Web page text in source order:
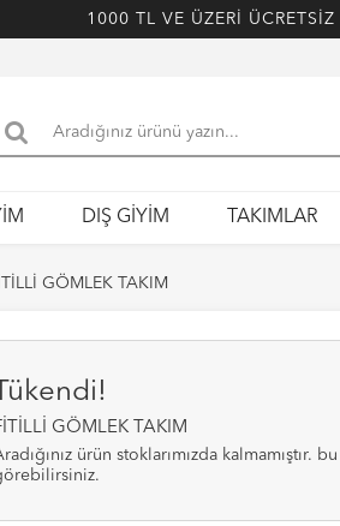
1000 TL VE ÜZERİ ÜCRETSİZ
DIŞ GİYİM TAKIMLAR
GÖMLEK TAKIM
Tükendi!
GÖMLEK TAKIM
ürünleri alt bölümde